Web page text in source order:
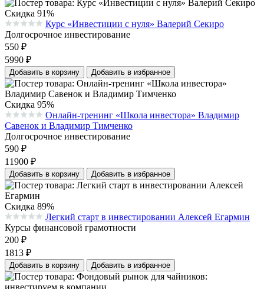
Скидка 91%
Средняя оценка 0.0 из 5 на основании 0 голосов
Курс «Инвестиции с нуля» Валерий Секиро
Долгосрочное инвестирование
550 ₽
5990 ₽
Добавить в корзину Добавить в избранное
Скидка 95%
Средняя оценка 0.0 из 5 на основании 0 голосов
Онлайн-тренинг «Школа инвестора» Владимир
Савенок и Владимир Тимченко
Долгосрочное инвестирование
590 ₽
11900 ₽
Добавить в корзину Добавить в избранное
Скидка 89%
Средняя оценка 0.0 из 5 на основании 0 голосов
Легкий старт в инвестировании Алексей Егармин
Курсы финансовой грамотности
200 ₽
1813 ₽
Добавить в корзину Добавить в избранное